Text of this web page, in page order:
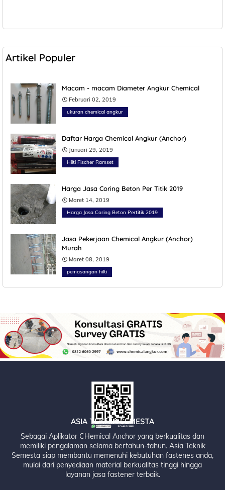
Artikel Populer
Macam - macam Diameter Angkur Chemical
Februari 02, 2019
ukuran chemical angkur
Daftar Harga Chemical Angkur (Anchor)
Januari 29, 2019
Hilti Fischer Ramset
Harga Jasa Coring Beton Per Titik 2019
Maret 14, 2019
Harga Jasa Coring Beton Pertitik 2019
Jasa Pekerjaan Chemical Angkur (Anchor)
Murah
Maret 08, 2019
pemasangan hilti
ASIA TEKNIK SEMESTA
Sebagai Aplikator CHemical Anchor yang berkualitas dan
memiliki pengalaman selama bertahun-tahun. Asia Teknik
Semesta siap membantu memenuhi kebutuhan fastenes anda,
mulai dari penyediaan material berkualitas tinggi hingga
layanan jasa fastener terbaik.